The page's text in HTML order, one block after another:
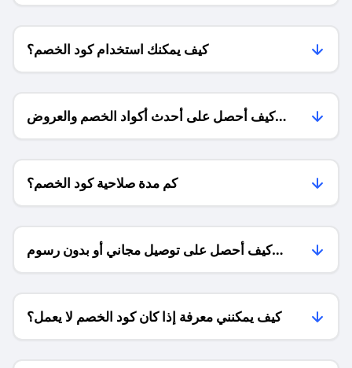
كيف يمكنك استخدام كود الخصم؟
كيف أحصل على أحدث أكواد الخصم والعروض
للمتاجر؟
كم مدة صلاحية كود الخصم؟
كيف أحصل على توصيل مجاني أو بدون رسوم
الشحن ؟
كيف يمكنني معرفة إذا كان كود الخصم لا يعمل؟